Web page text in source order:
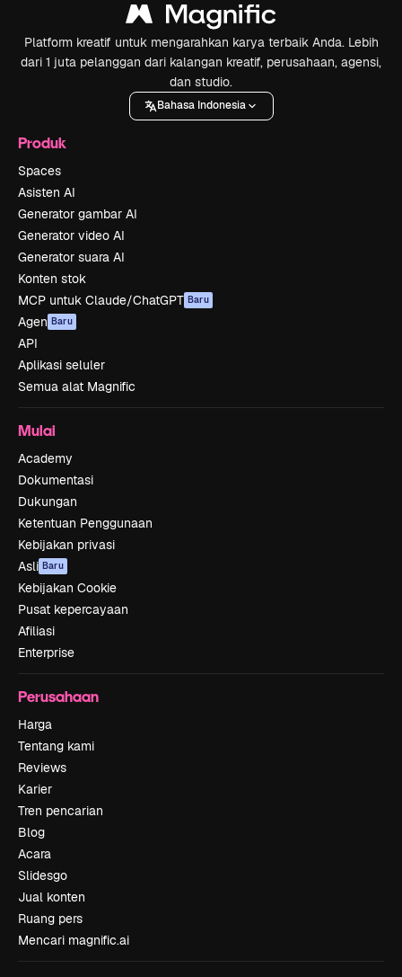
Platform kreatif untuk mengarahkan karya terbaik Anda. Lebih
dari 1 juta pelanggan dari kalangan kreatif, perusahaan, agensi,
dan studio.
Bahasa Indonesia
Produk
Spaces
Asisten AI
Generator gambar AI
Generator video AI
Generator suara AI
Konten stok
MCP untuk Claude/ChatGPT Baru
Agen Baru
API
Aplikasi seluler
Semua alat Magnific
Mulai
Academy
Dokumentasi
Dukungan
Ketentuan Penggunaan
Kebijakan privasi
Asli Baru
Kebijakan Cookie
Pusat kepercayaan
Afiliasi
Enterprise
Perusahaan
Harga
Tentang kami
Reviews
Karier
Tren pencarian
Blog
Acara
Slidesgo
Jual konten
Ruang pers
Mencari magnific.ai